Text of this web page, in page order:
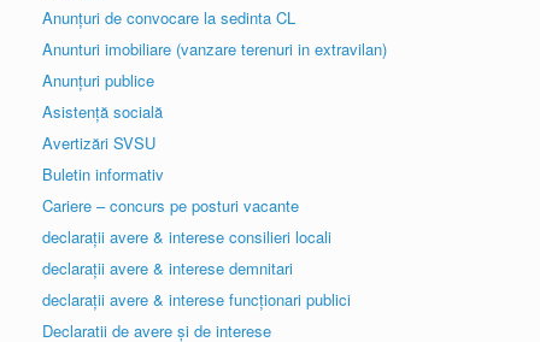
Anunțuri de convocare la sedinta CL
Anunturi imobiliare (vanzare terenuri in extravilan)
Anunțuri publice
Asistență socială
Avertizări SVSU
Buletin informativ
Cariere – concurs pe posturi vacante
declarații avere & interese consilieri locali
declarații avere & interese demnitari
declarații avere & interese funcționari publici
Declaratii de avere și de interese